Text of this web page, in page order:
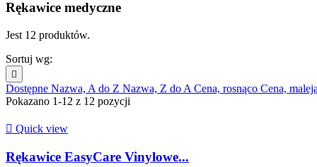
Rękawice medyczne
Jest 12 produktów.
Sortuj wg:

Dostępne Nazwa, A do Z Nazwa, Z do A Cena, rosnąco Cena,
Pokazano 1-12 z 12 pozycji
 Quick view
Rękawice EasyCare Vinylowe...